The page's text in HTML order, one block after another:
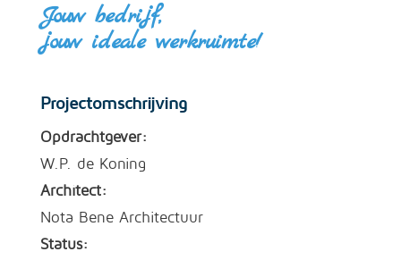
Jouw bedrijf,
jouw ideale werkruimte!
Projectomschrijving
Opdrachtgever:
W.P. de Koning
Architect:
Nota Bene Architectuur
Status: